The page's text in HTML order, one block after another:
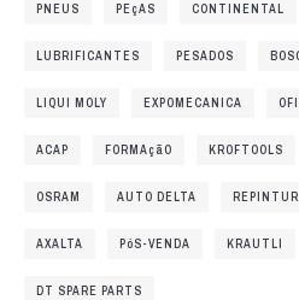
PNEUS PEçAS CONTINENTAL
LUBRIFICANTES PESADOS
LIQUI MOLY EXPOMECANICA
ACAP FORMAçãO KROFTOOLS
OSRAM AUTO DELTA
AXALTA PóS-VENDA KRAUTLI
DT SPARE PARTS